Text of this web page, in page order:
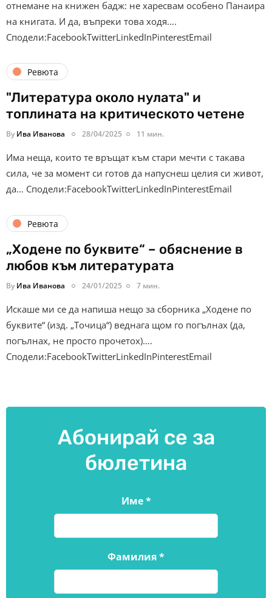
отнемане на книжен бадж: не харесвам особено Панаира
на книгата. И да, въпреки това ходя….
Сподели:FacebookTwitterLinkedInPinterestEmail
Ревюта
"Литература около нулата" и
топлината на критическото четене
By Ива Иванова 28/04/2025 11 мин.
Има неща, които те връщат към стари мечти с такава
сила, че за момент си готов да напуснеш целия си живот,
да… Сподели:FacebookTwitterLinkedInPinterestEmail
Ревюта
„Ходене по буквите“ – обяснение в
любов към литературата
By Ива Иванова 24/01/2025 7 мин.
Искаше ми се да напиша нещо за сборника „Ходене по
буквите“ (изд. „Точица“) веднага щом го погълнах (да,
погълнах, не просто прочетох)….
Сподели:FacebookTwitterLinkedInPinterestEmail
Абонирай се за
бюлетина
Име*
Фамилия*